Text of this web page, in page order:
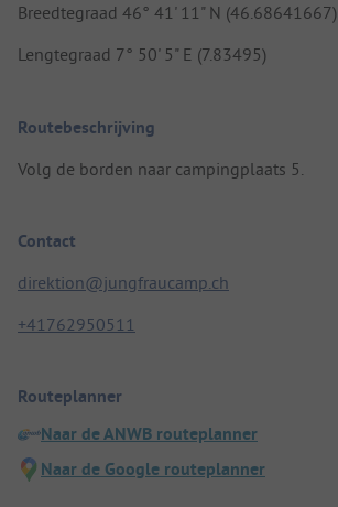
Breedtegraad 46° 41' 11" N (46.68641667)
Lengtegraad 7° 50' 5" E (7.83495)
Routebeschrijving
Volg de borden naar campingplaats 5.
Contact
direktion@jungfraucamp.ch
+41762950511
Routeplanner
Naar de ANWB routeplanner
Naar de Google routeplanner